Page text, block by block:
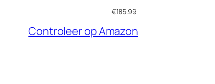
€185.99
Controleer op Amazon